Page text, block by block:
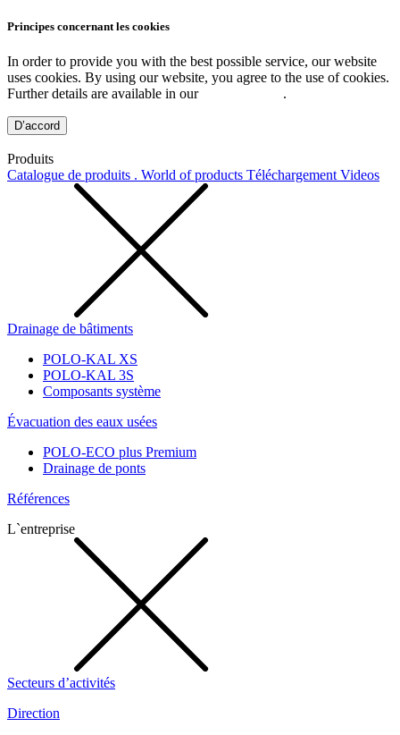
Principes concernant les cookies
In order to provide you with the best possible service, our website
uses cookies. By using our website, you agree to the use of cookies.
Further details are available in our
.
D’accord
Produits
Catalogue de produits . World of products Téléchargement Videos
Drainage de bâtiments
POLO-KAL XS
POLO-KAL 3S
Composants système
Évacuation des eaux usées
POLO-ECO plus Premium
Drainage de ponts
Références
L`entreprise
Secteurs d’activités
Direction